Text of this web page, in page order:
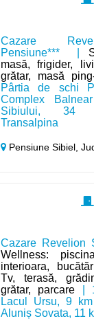
Cazare
Pensiune*** |
masă, frigider,
grătar, masă
Pârtia de schi
Complex
Sibiului, 34
Transalpina
Pensiune Sibiel,
Cazare Revelion
Wellness:
interioara,
Tv, terasă,
grătar, parcare |
Lacul Ursu, 9
Aluniș Sovata, 11